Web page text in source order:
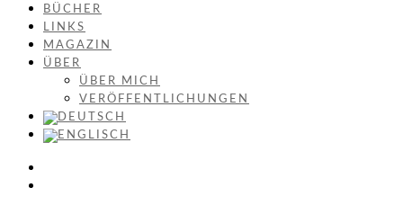
BÜCHER
LINKS
MAGAZIN
ÜBER
ÜBER MICH
VERÖFFENTLICHUNGEN